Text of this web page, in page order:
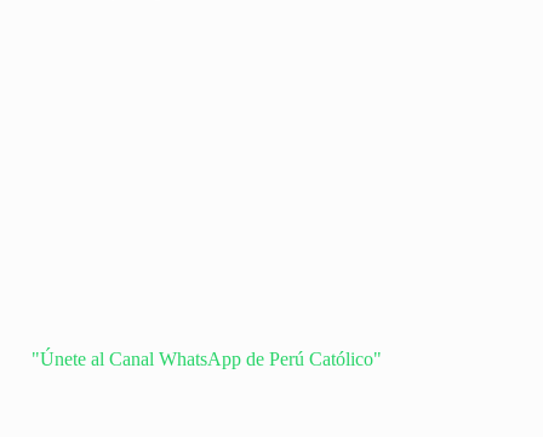
"Únete al Canal WhatsApp de Perú Católico"